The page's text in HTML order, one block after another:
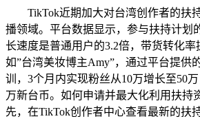
TikTok近期加大对台湾创作者的扶
播领域。平台数据显示，参与扶持计划
长速度是普通用户的3.2倍，带货转化率
如”台湾美妆博主Amy”，通过平台提供
训，3个月内实现粉丝从10万增长至50
万新台币。如何申请并最大化利用扶持
先，在TikTok创作者中心查看最新的扶